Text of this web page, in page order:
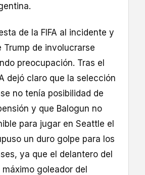
de la FIFA al incidente y
Trump de involucrarse
preocupación. Tras el
dejó claro que la selección
no tenía posibilidad de
y que Balogun no
para jugar en Seattle el
un duro golpe para los
ya que el delantero del
goleador del